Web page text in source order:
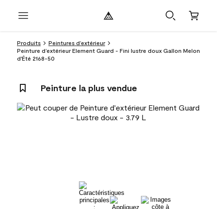
Produits
Peintures d’extérieur
Peinture d’extérieur Element Guard - Fini lustre doux Gallon Melon
d'Été 2168-50
Peinture la plus vendue